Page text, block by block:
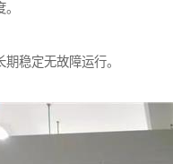
稳定无故障运行。